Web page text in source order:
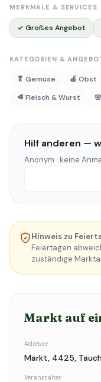
MERKMALE & SERVICES
✓ Großes Angebot
KATEGORIEN &
🥬 Gemüse 🍎 Obst
🥩 Fleisch & Wurst
Hilf anderen —
Anonym · keine
Hinweis zu
Feiertagen
zuständige
Markt auf
Adresse
Markt, 4425,
Veranstalter